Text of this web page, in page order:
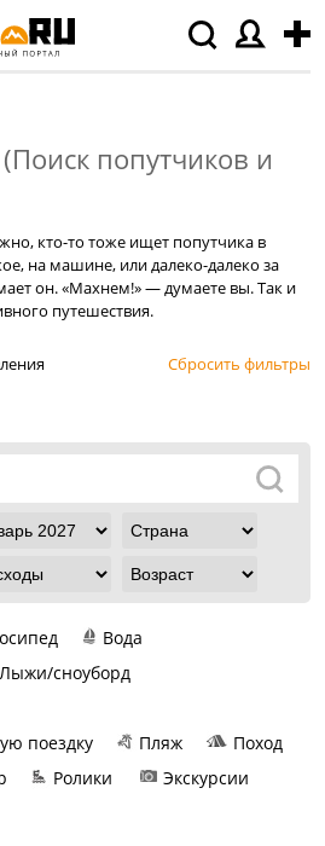
(Поиск попутчиков и
кто-то тоже ищет попутчика в
на машине, или далеко-далеко за
он. «Махнем!» — думаете вы. Так и
путешествия.
Сбросить фильтры
Вода
Лыжи/сноуборд
поездку
Пляж
Поход
Ролики Экскурсии